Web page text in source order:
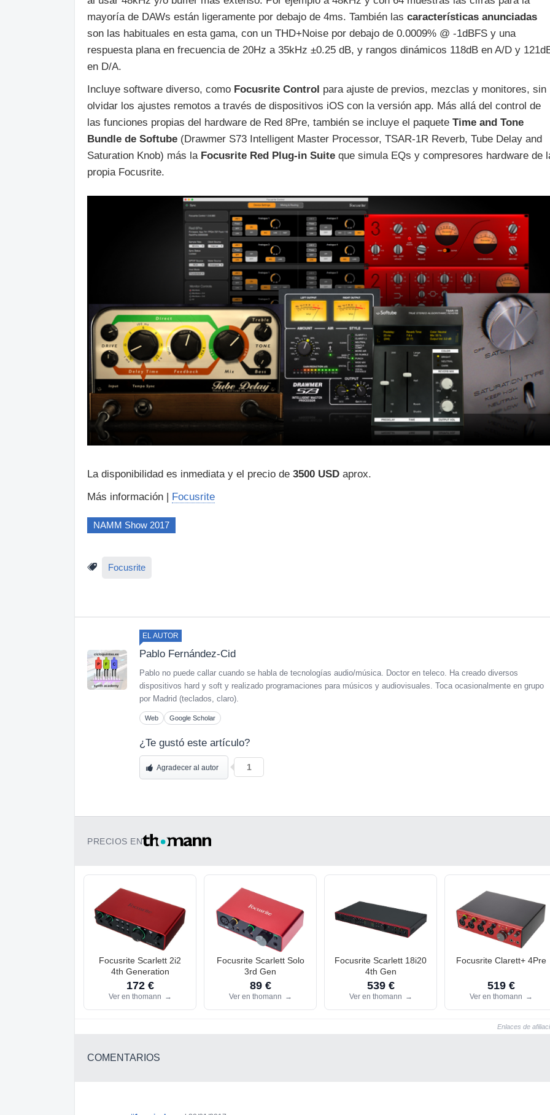
mayoría de DAWs están ligeramente por debajo de 4ms. También las características anunciadas
son las habituales en esta gama, con un THD+Noise por debajo de 0.0009% @ -1dBFS y una
respuesta plana en frecuencia de 20Hz a 35kHz ±0.25 dB, y rangos dinámicos 118dB en A/D y
en D/A.
Incluye software diverso, como Focusrite Control para ajuste de previos, mezclas y monitores, sin
olvidar los ajustes remotos a través de dispositivos iOS con la versión app. Más allá del control de
las funciones propias del hardware de Red 8Pre, también se incluye el paquete Time and Tone
Bundle de Softube (Drawmer S73 Intelligent Master Processor, TSAR-1R Reverb, Tube Delay and
Saturation Knob) más laFocusrite Red Plug-in Suite que simula EQs y compresores hardware de
propia Focusrite.
La disponibilidad es inmediata y el precio de 3500 USD aprox.
Más información |
Focusrite
NAMM Show 2017
Focusrite
EL AUTOR
Pablo Fernández-Cid
Pablo no puede callar cuando se habla de tecnologías audio/música. Doctor en teleco. Ha creado diversos
dispositivos hard y soft y realizado programaciones para músicos y audiovisuales. Toca ocasionalmente en grupo
por Madrid (teclados, claro).
Web Google Scholar
¿Te gustó este artículo?
Agradecer al autor 1
PRECIOS EN
Focusrite Scarlett 2i2
4th Generation
172 €
Ver en thomann →
Focusrite Scarlett Solo
3rd Gen
89 €
Ver en thomann →
Focusrite Scarlett 18i20
4th Gen
539 €
Ver en thomann →
Focusrite Clarett+ 4Pre
519 €
Ver en thomann →
Enlaces de
COMENTARIOS